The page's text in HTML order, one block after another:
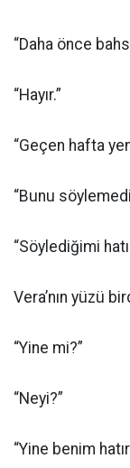
“Daha önce
“Hayır.”
“Geçen hafta
“Bunu
“Söylediğimi
Vera’nın yüzü
“Yine mi?”
“Neyi?”
“Yine benim